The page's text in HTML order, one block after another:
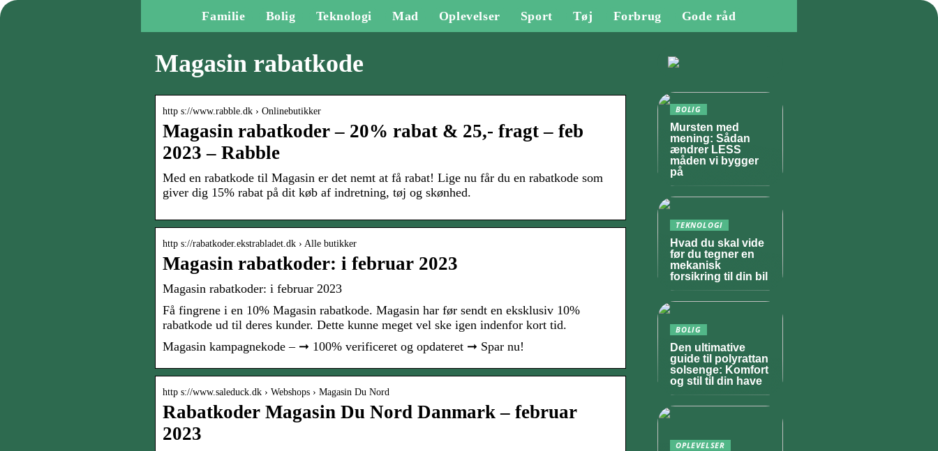
Familie Bolig Teknologi Mad Oplevelser Sport Tøj Forbrug Gode råd
Magasin rabatkode
http s://www.rabble.dk › Onlinebutikker
Magasin rabatkoder – 20% rabat & 25,- fragt – feb
2023 – Rabble
Med en rabatkode til Magasin er det nemt at få rabat! Lige nu får du en rabatkode som
giver dig 15% rabat på dit køb af indretning, tøj og skønhed.
http s://rabatkoder.ekstrabladet.dk › Alle butikker
Magasin rabatkoder: i februar 2023
Magasin rabatkoder: i februar 2023
Få fingrene i en 10% Magasin rabatkode. Magasin har før sendt en eksklusiv 10%
rabatkode ud til deres kunder. Dette kunne meget vel ske igen indenfor kort tid.
Magasin kampagnekode – ➞ 100% verificeret og opdateret ➞ Spar nu!
http s://www.saleduck.dk › Webshops › Magasin Du Nord
Rabatkoder Magasin Du Nord Danmark – februar
2023
BOLIG
Mursten med
mening: Sådan
ændrer LESS
måden vi bygger
på
TEKNOLOGI
Hvad du skal vide
før du tegner en
mekanisk
forsikring til din bil
BOLIG
Den ultimative
guide til polyrattan
solsenge: Komfort
og stil til din have
OPLEVELSER